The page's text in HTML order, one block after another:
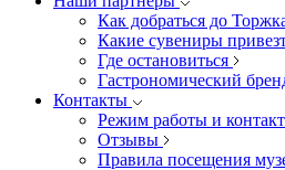
Как добраться до
Какие сувениры
Где остановиться
Гастрономический
Контакты
Режим работы и
Отзывы
Правила посещения